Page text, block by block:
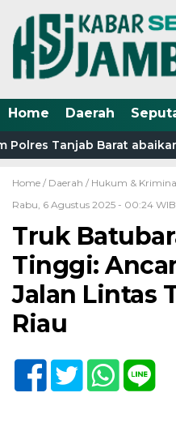
Home Daerah
Polres Tanjab Barat
Home / Daerah / Hukum &
Rabu, 6 Agustus 2025 - 00:24 WIB
Truk
Tinggi:
Jalan Lintas
Riau